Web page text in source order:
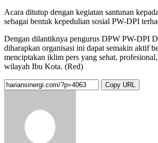
Acara ditutup dengan kegiatan santunan
sebagai bentuk kepedulian sosial PW-DPI
Dengan dilantiknya pengurus DPW PW-DPI
diharapkan organisasi ini dapat semakin aktif
menciptakan iklim pers yang sehat,
wilayah Ibu Kota. (Red)
Copy URL